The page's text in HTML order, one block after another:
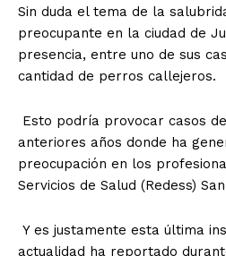
Sin duda el tema de la
preocupante en la ciudad de
presencia, entre uno de sus
cantidad de perros callejeros.
Esto podría provocar casos
anteriores años donde ha
preocupación en los
Servicios de Salud (Redess)
Y es justamente esta última
actualidad ha reportado